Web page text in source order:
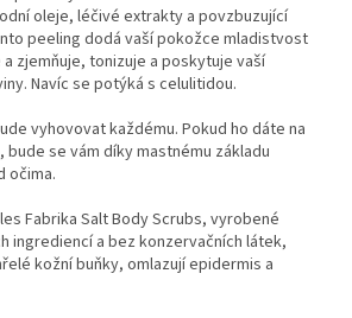
oleje, léčivé extrakty a povzbuzující
peeling dodá vaší pokožce mladistvost
zjemňuje, tonizuje a poskytuje vaší
Navíc se potýká s celulitidou.
vyhovovat každému. Pokud ho dáte na
se vám díky mastnému základu
očima.
Fabrika Salt Body Scrubs, vyrobené
ingrediencí a bez konzervačních látek,
kožní buňky, omlazují epidermis a